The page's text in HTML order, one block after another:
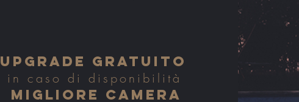
Upgrade gratuito
in caso di disponibilità
MIGLIORE CAMERA